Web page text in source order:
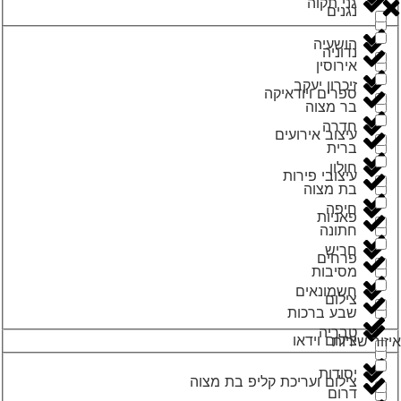
נגנים
נדוניה
ספרים ויודאיקה
עיצוב אירועים
עיצובי פירות
פאניות
פרחים
צילום
צילום וידאו
צילום ועריכת קליפ בת מצוה
הושעיה
זיכרון יעקב
חדרה
חולון
חיפה
חריש
חשמונאים
טבריה
יסודות
אירוסין
בר מצוה
ברית
בת מצוה
חתונה
מסיבות
שבע ברכות
איזור שירות
דרום